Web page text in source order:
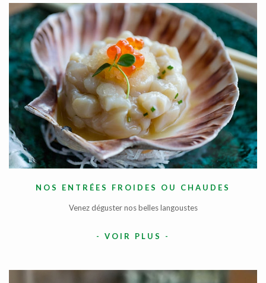
NOS ENTRÉES FROIDES OU CHAUDES
Venez déguster nos belles langoustes
- VOIR PLUS -